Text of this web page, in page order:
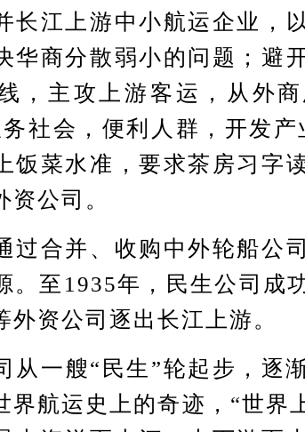
长江上游中小航运企业，
华商分散弱小的问题；避
，主攻上游客运，从外
社会，便利人群，开发产
饭菜水准，要求茶房习字
公司。
合并、收购中外轮船公
。至1935年，民生公司成
外资公司逐出长江上游。
一艘“民生”轮起步，逐
界航运史上的奇迹，“世界